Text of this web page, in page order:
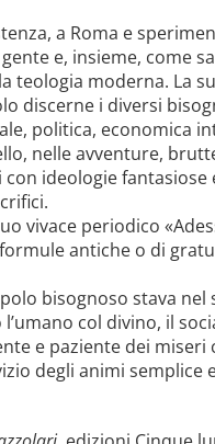
a Roma e
e, insieme, come
teologia moderna. La
discerne i diversi
politica, economica
nelle avventure,
ideologie fantasiose
vivace periodico
antiche o di
bisognoso stava nel
col divino, il
e paziente dei miseri
degli animi semplice